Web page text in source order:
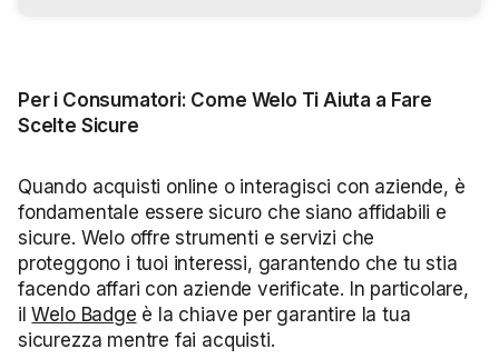
Per i Consumatori: Come Welo Ti Aiuta a Fare
Scelte Sicure
Quando acquisti online o interagisci con aziende, è
fondamentale essere sicuro che siano affidabili e
sicure. Welo offre strumenti e servizi che
proteggono i tuoi interessi, garantendo che tu stia
facendo affari con aziende verificate. In particolare,
ilWelo Badge è la chiave per garantire la tua
sicurezza mentre fai acquisti.